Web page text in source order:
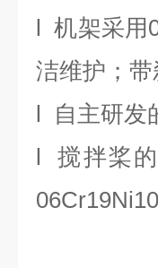
l 机架采用
洁维护；
l
自主研发
l
搅拌桨
06Cr19Ni10